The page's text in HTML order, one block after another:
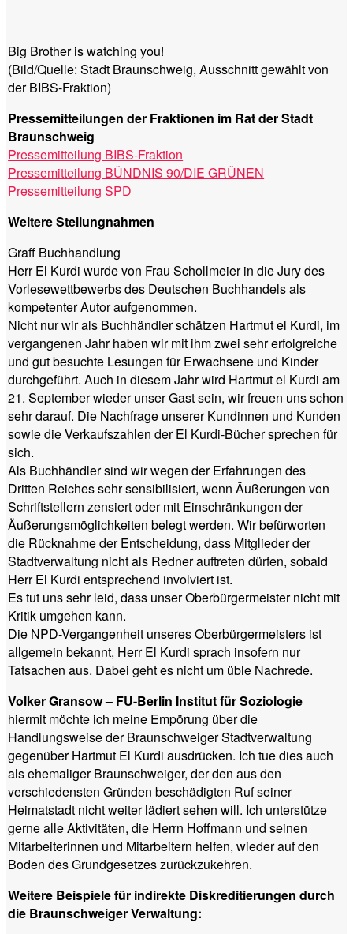
Big Brother is watching you!
(Bild/Quelle: Stadt Braunschweig, Ausschnitt gewählt von
der BIBS-Fraktion)
Pressemitteilungen der Fraktionen im Rat der Stadt
Braunschweig
Pressemitteilung BIBS-Fraktion
Pressemitteilung BÜNDNIS 90/DIE GRÜNEN
Pressemitteilung SPD
Weitere Stellungnahmen
Graff Buchhandlung
Herr El Kurdi wurde von Frau Schollmeier in die Jury des
Vorlesewettbewerbs des Deutschen Buchhandels als
kompetenter Autor aufgenommen.
Nicht nur wir als Buchhändler schätzen Hartmut el Kurdi, im
vergangenen Jahr haben wir mit ihm zwei sehr erfolgreiche
und gut besuchte Lesungen für Erwachsene und Kinder
durchgeführt. Auch in diesem Jahr wird Hartmut el Kurdi am
21. September wieder unser Gast sein, wir freuen uns schon
sehr darauf. Die Nachfrage unserer Kundinnen und Kunden
sowie die Verkaufszahlen der El Kurdi-Bücher sprechen für
sich.
Als Buchhändler sind wir wegen der Erfahrungen des
Dritten Reiches sehr sensibilisiert, wenn Äußerungen von
Schriftstellern zensiert oder mit Einschränkungen der
Äußerungsmöglichkeiten belegt werden. Wir befürworten
die Rücknahme der Entscheidung, dass Mitglieder der
Stadtverwaltung nicht als Redner auftreten dürfen, sobald
Herr El Kurdi entsprechend involviert ist.
Es tut uns sehr leid, dass unser Oberbürgermeister nicht mit
Kritik umgehen kann.
Die NPD-Vergangenheit unseres Oberbürgermeisters ist
allgemein bekannt, Herr El Kurdi sprach insofern nur
Tatsachen aus. Dabei geht es nicht um üble Nachrede.
Volker Gransow – FU-Berlin Institut für Soziologie
hiermit möchte ich meine Empörung über die
Handlungsweise der Braunschweiger Stadtverwaltung
gegenüber Hartmut El Kurdi ausdrücken. Ich tue dies auch
als ehemaliger Braunschweiger, der den aus den
verschiedensten Gründen beschädigten Ruf seiner
Heimatstadt nicht weiter lädiert sehen will. Ich unterstütze
gerne alle Aktivitäten, die Herrn Hoffmann und seinen
Mitarbeiterinnen und Mitarbeitern helfen, wieder auf den
Boden des Grundgesetzes zurückzukehren.
Weitere Beispiele für indirekte Diskreditierungen durch
die Braunschweiger Verwaltung: